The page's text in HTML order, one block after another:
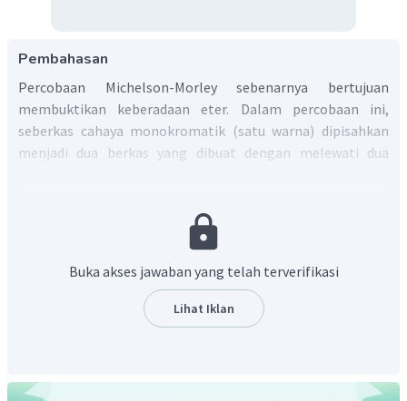
Pembahasan
Percobaan Michelson-Morley sebenarnya bertujuan
membuktikan keberadaan eter. Dalam percobaan ini,
seberkas cahaya monokromatik (satu warna) dipisahkan
menjadi dua berkas yang dibuat dengan melewati dua
kedua berkas, maka akan tercipta suatu pola interferensi
(pola-pola cincin gelap-terang).
stationer yang tidak mempunyai wujud tetapi dapat
menghantarkan perambatan gelombang".
percobaan Michelson-Morley tidak terdeteksi pergeseran
kondisi-kondisi yang berbeda, tetapi tetap tidak ada
Buka akses jawaban yang telah terverifikasi
Lihat Iklan